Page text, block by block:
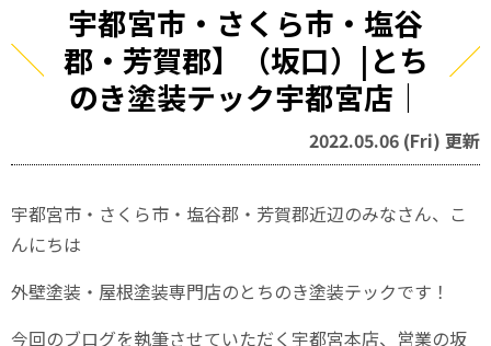
宇都宮市・さくら市・塩谷
郡・芳賀郡】（坂口）|とち
のき塗装テック宇都宮店｜
2022.05.06 (Fri) 更新
宇都宮市・さくら市・塩谷郡・芳賀郡近辺のみなさん、こ
んにちは
外壁塗装・屋根塗装専門店のとちのき塗装テックです！
今回のブログを執筆させていただく宇都宮本店、営業の坂